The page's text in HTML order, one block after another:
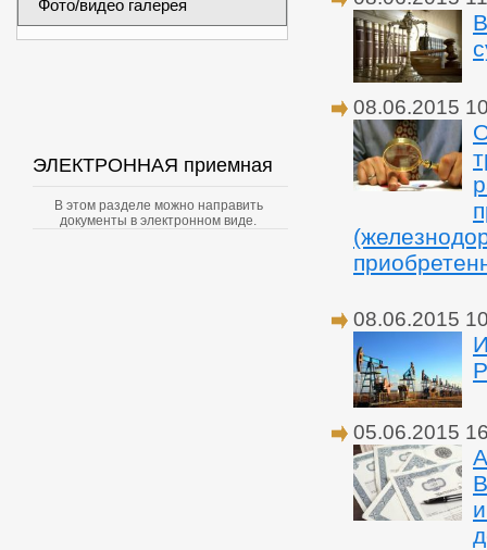
Фото/видео галерея
ЭЛЕКТРОННАЯ приемная
В этом разделе можно направить
документы в электронном виде.
08.06.2015
08.06.2015
05.06.2015